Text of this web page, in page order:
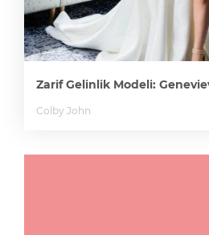
Zarif Gelinlik Modeli:
Colby John